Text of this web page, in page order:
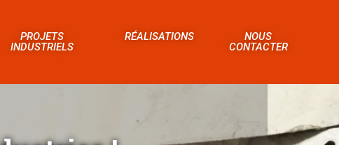
PROJETS
INDUSTRIELS
RÉALISATIONS
NOUS
CONTACTER